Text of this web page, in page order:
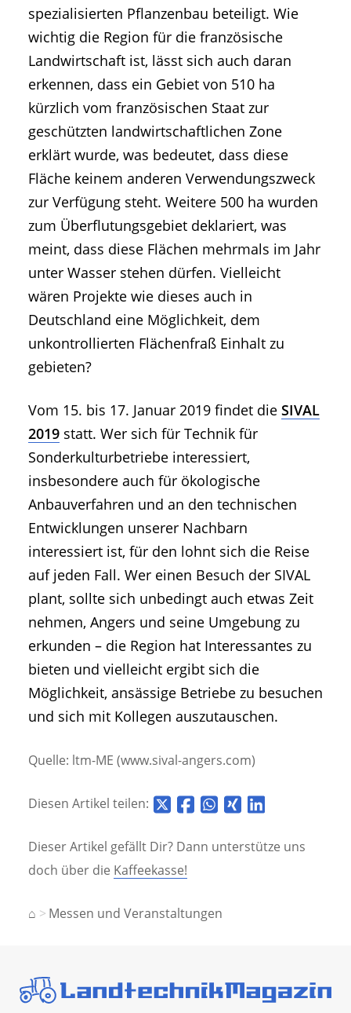
spezialisierten Pflanzenbau beteiligt. Wie
wichtig die Region für die französische
Landwirtschaft ist, lässt sich auch daran
erkennen, dass ein Gebiet von 510 ha
kürzlich vom französischen Staat zur
geschützten landwirtschaftlichen Zone
erklärt wurde, was bedeutet, dass diese
Fläche keinem anderen Verwendungszweck
zur Verfügung steht. Weitere 500 ha wurden
zum Überflutungsgebiet deklariert, was
meint, dass diese Flächen mehrmals im Jahr
unter Wasser stehen dürfen. Vielleicht
wären Projekte wie dieses auch in
Deutschland eine Möglichkeit, dem
unkontrollierten Flächenfraß Einhalt zu
gebieten?
Vom 15. bis 17. Januar 2019 findet die SIVAL
2019 statt. Wer sich für Technik für
Sonderkulturbetriebe interessiert,
insbesondere auch für ökologische
Anbauverfahren und an den technischen
Entwicklungen unserer Nachbarn
interessiert ist, für den lohnt sich die Reise
auf jeden Fall. Wer einen Besuch der SIVAL
plant, sollte sich unbedingt auch etwas Zeit
nehmen, Angers und seine Umgebung zu
erkunden – die Region hat Interessantes zu
bieten und vielleicht ergibt sich die
Möglichkeit, ansässige Betriebe zu besuchen
und sich mit Kollegen auszutauschen.
Quelle: ltm-ME (www.sival-angers.com)
Diesen Artikel teilen:
Dieser Artikel gefällt Dir? Dann unterstütze uns
doch über die Kaffeekasse!
⌂ Messen und Veranstaltungen